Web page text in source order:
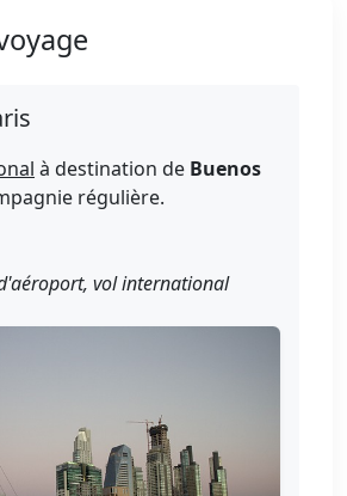
à destination de Buenos
régulière.
vol international